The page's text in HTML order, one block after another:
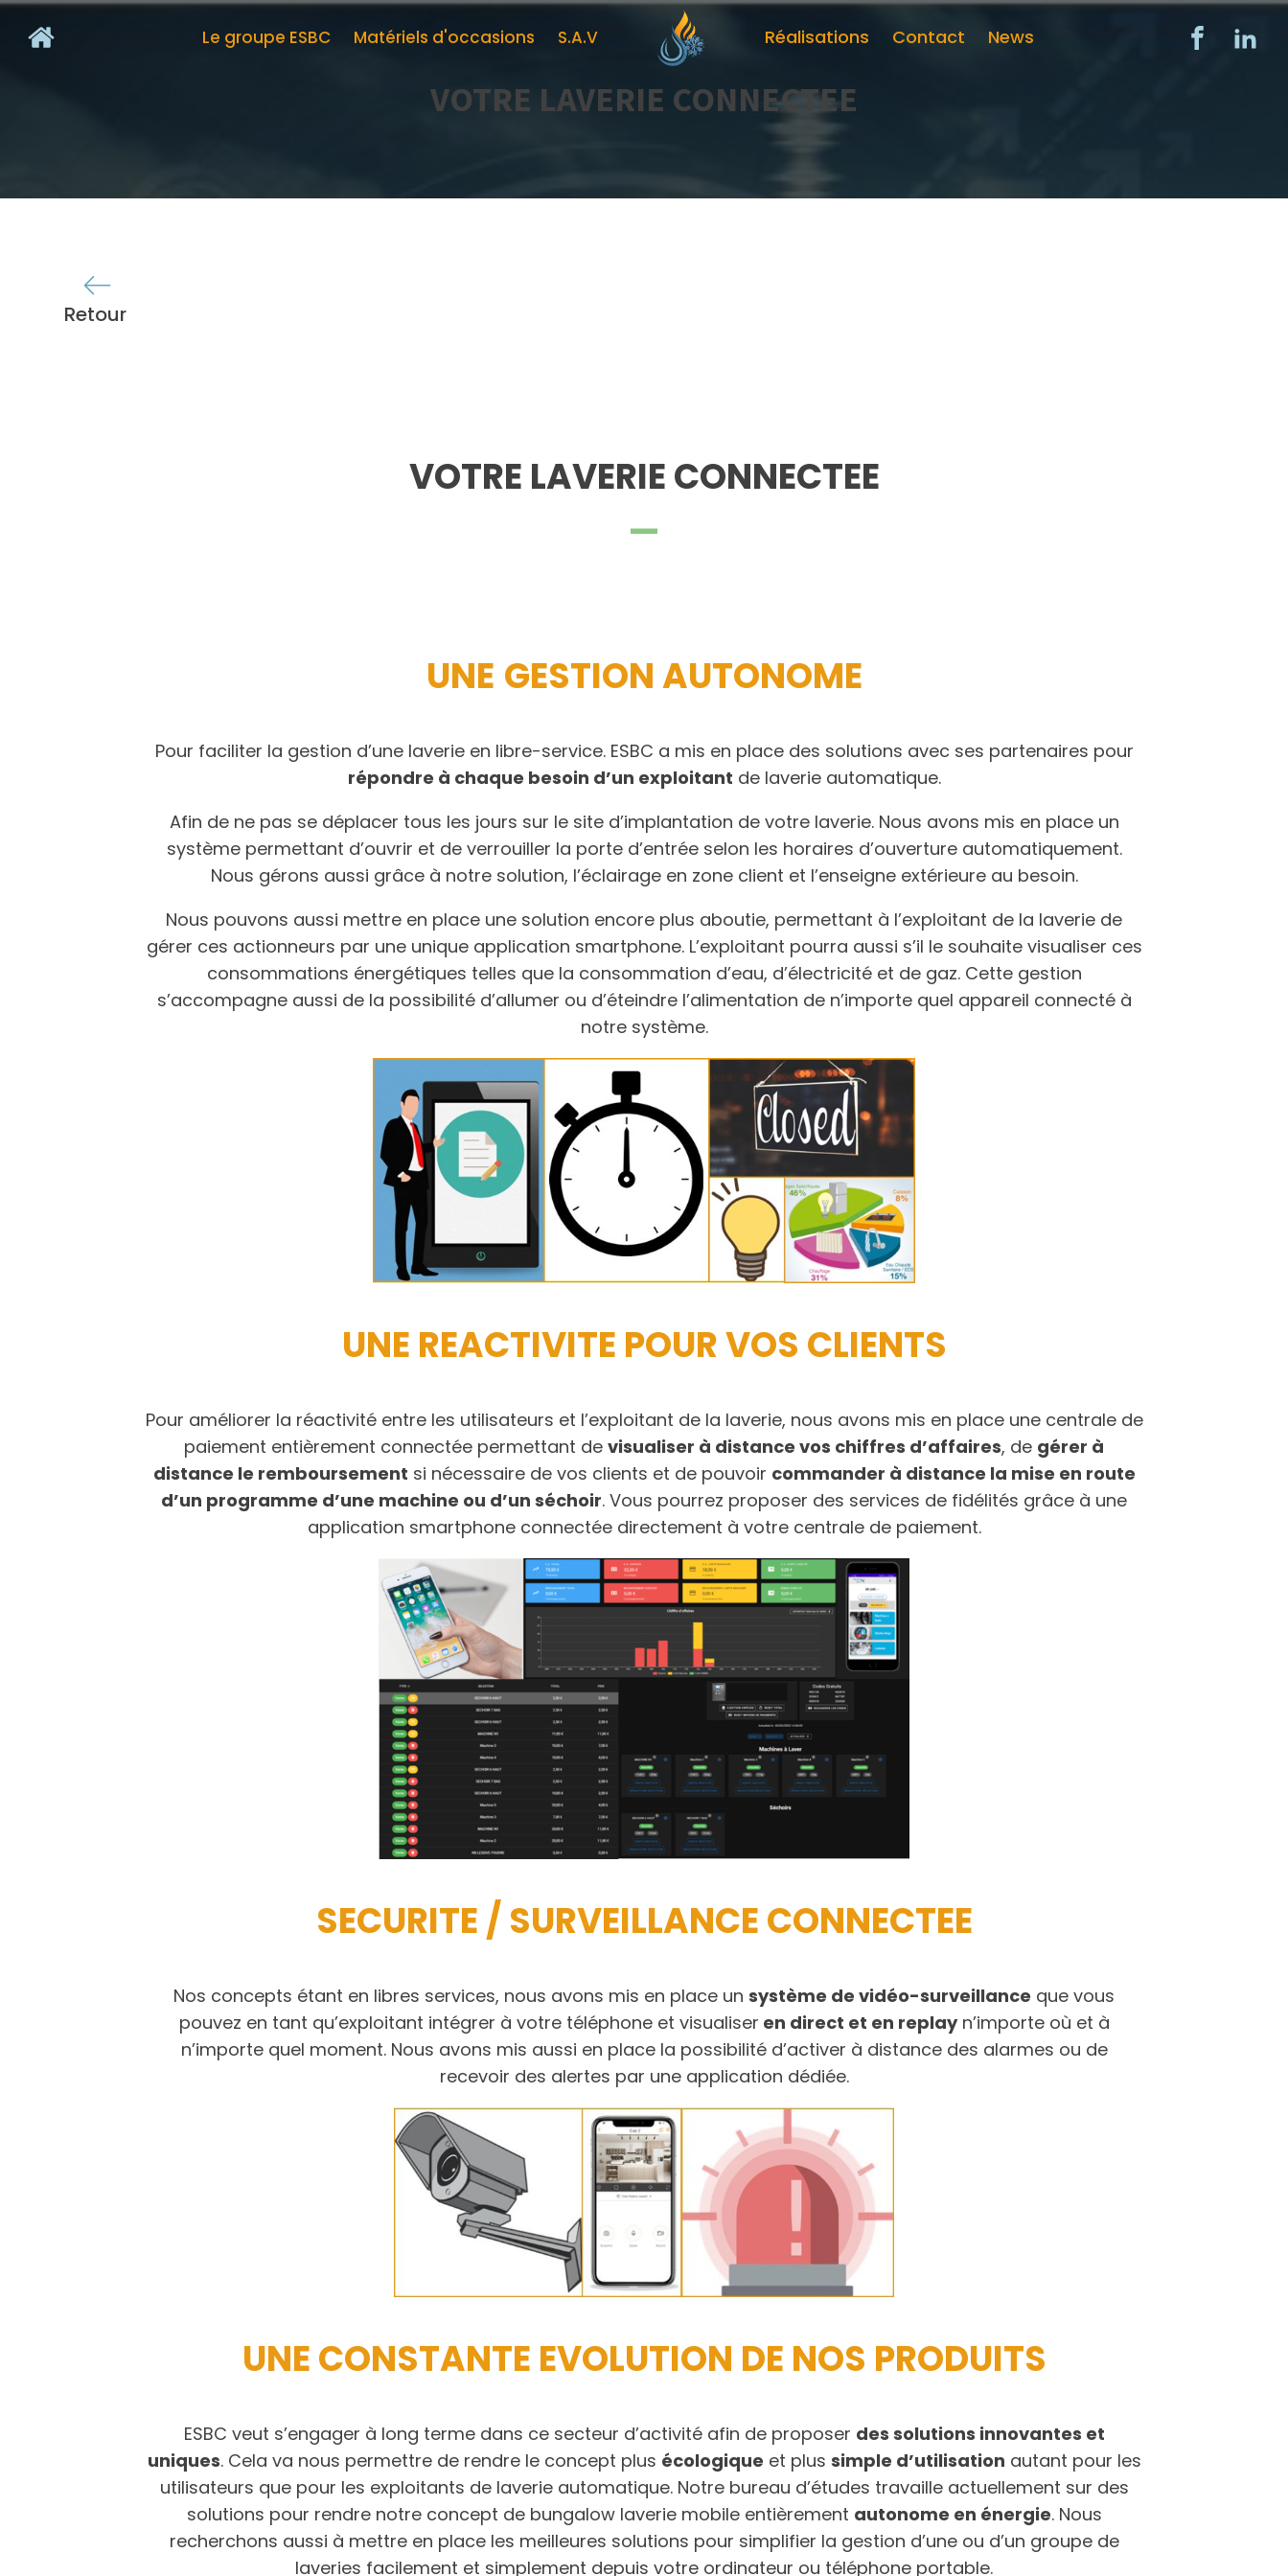
Le groupe ESBC Matériels d'occasions S.A.V Réalisations Contact News
VOTRE LAVERIE CONNECTEE
Retour
VOTRE LAVERIE CONNECTEE
UNE GESTION AUTONOME
Pour faciliter la gestion d’une laverie en libre-service. ESBC a mis en place des solutions avec ses partenaires pour
répondre à chaque besoin d’un exploitant de laverie automatique.
Afin de ne pas se déplacer tous les jours sur le site d’implantation de votre laverie. Nous avons mis en place un
système permettant d’ouvrir et de verrouiller la porte d’entrée selon les horaires d’ouverture automatiquement.
Nous gérons aussi grâce à notre solution, l’éclairage en zone client et l’enseigne extérieure au besoin.
Nous pouvons aussi mettre en place une solution encore plus aboutie, permettant à l’exploitant de la laverie de
gérer ces actionneurs par une unique application smartphone. L’exploitant pourra aussi s’il le souhaite visualiser ces
consommations énergétiques telles que la consommation d’eau, d’électricité et de gaz. Cette gestion
s’accompagne aussi de la possibilité d’allumer ou d’éteindre l’alimentation de n’importe quel appareil connecté à
notre système.
UNE REACTIVITE POUR VOS CLIENTS
Pour améliorer la réactivité entre les utilisateurs et l’exploitant de la laverie, nous avons mis en place une centrale de
paiement entièrement connectée permettant de visualiser à distance vos chiffres d’affaires, de gérer à
distance le remboursement si nécessaire de vos clients et de pouvoir commander à distance la mise en route
d’un programme d’une machine ou d’un séchoir. Vous pourrez proposer des services de fidélités grâce à une
application smartphone connectée directement à votre centrale de paiement.
SECURITE / SURVEILLANCE CONNECTEE
Nos concepts étant en libres services, nous avons mis en place un système de vidéo-surveillance que vous
pouvez en tant qu’exploitant intégrer à votre téléphone et visualiser en direct et en replayn’importe où et à
n’importe quel moment. Nous avons mis aussi en place la possibilité d’activer à distance des alarmes ou de
recevoir des alertes par une application dédiée.
UNE CONSTANTE EVOLUTION DE NOS PRODUITS
ESBC veut s’engager à long terme dans ce secteur d’activité afin de proposer des solutions innovantes et
uniques. Cela va nous permettre de rendre le concept plus écologique et plus simple d’utilisation autant pour les
utilisateurs que pour les exploitants de laverie automatique. Notre bureau d’études travaille actuellement sur des
solutions pour rendre notre concept de bungalow laverie mobile entièrement autonome en énergie. Nous
recherchons aussi à mettre en place les meilleures solutions pour simplifier la gestion d’une ou d’un groupe de
laveries facilement et simplement depuis votre ordinateur ou téléphone portable.